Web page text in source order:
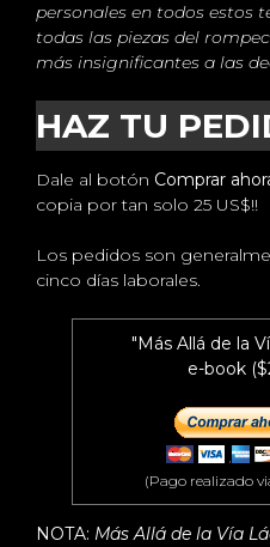
personales en todos estos
todas las piezas del
más insignificantes a las
HAZ TU
Dale al botón Comprar
copia por tan solo 25 US$!!
Los pedidos son
cinco días laborales.
"Más Allá de la
e-book
(Pago realizado
NOTA: Más Allá de la Vía